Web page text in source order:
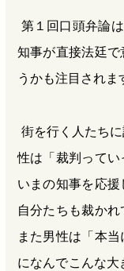
第１回口頭弁論
知事が直接法廷
うかも注目されま
街を行く人たち
性は「裁判って
いまの知事を応
自分たちも裁かれ
また男性は「本
になんでこんな